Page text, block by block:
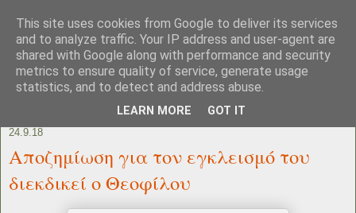
24.9.18
Αποζημίωση για τον εγκλεισμό του
διεκδικεί ο Θεοφίλου
This site uses cookies from Google to deliver its services
and to analyze traffic. Your IP address and user-agent are
shared with Google along with performance and security
metrics to ensure quality of service, generate usage
statistics, and to detect and address abuse.
LEARN MORE GOT IT